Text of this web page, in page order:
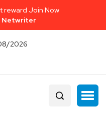
reward Join Now
Netwriter
2026